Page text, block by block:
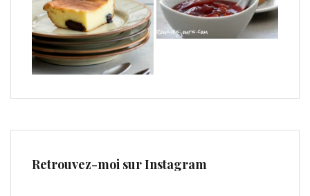
Retrouvez-moi sur Instagram